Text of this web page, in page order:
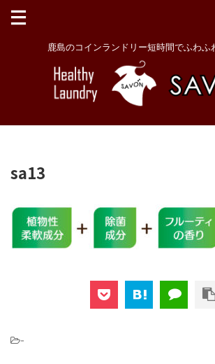
鹿島のコインランドリー短時間でふわふ
sa13
-